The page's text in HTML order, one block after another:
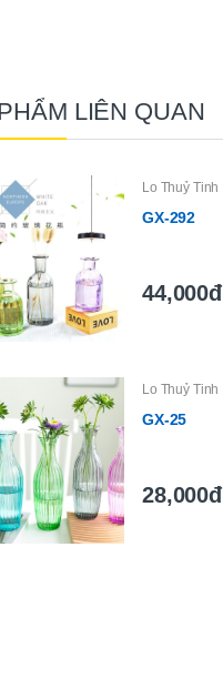
LIÊN QUAN
Lo Thuỷ Tinh
GX-292
44,000đ
Lo Thuỷ Tinh
GX-25
28,000đ